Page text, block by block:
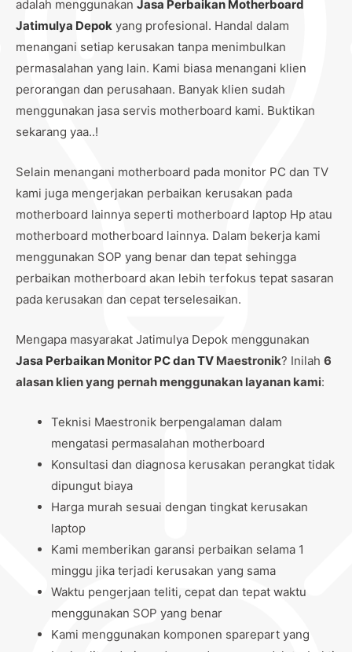
adalah menggunakan Jasa Perbaikan Motherboard
Jatimulya Depok yang profesional. Handal dalam
menangani setiap kerusakan tanpa menimbulkan
permasalahan yang lain. Kami biasa menangani klien
perorangan dan perusahaan. Banyak klien sudah
menggunakan jasa servis motherboard kami. Buktikan
sekarang yaa..!
Selain menangani motherboard pada monitor PC dan TV
kami juga mengerjakan perbaikan kerusakan pada
motherboard lainnya seperti motherboard laptop Hp atau
motherboard motherboard lainnya. Dalam bekerja kami
menggunakan SOP yang benar dan tepat sehingga
perbaikan motherboard akan lebih terfokus tepat sasaran
pada kerusakan dan cepat terselesaikan.
Mengapa masyarakat Jatimulya Depok menggunakan
Jasa Perbaikan Monitor PC dan TV Maestronik? Inilah 6
alasan klien yang pernah menggunakan layanan kami:
Teknisi Maestronik berpengalaman dalam
mengatasi permasalahan motherboard
Konsultasi dan diagnosa kerusakan perangkat tidak
dipungut biaya
Harga murah sesuai dengan tingkat kerusakan
laptop
Kami memberikan garansi perbaikan selama 1
minggu jika terjadi kerusakan yang sama
Waktu pengerjaan teliti, cepat dan tepat waktu
menggunakan SOP yang benar
Kami menggunakan komponen sparepart yang